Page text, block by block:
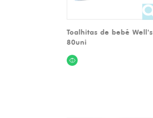
Toalhitas de bebé Well's
80uni